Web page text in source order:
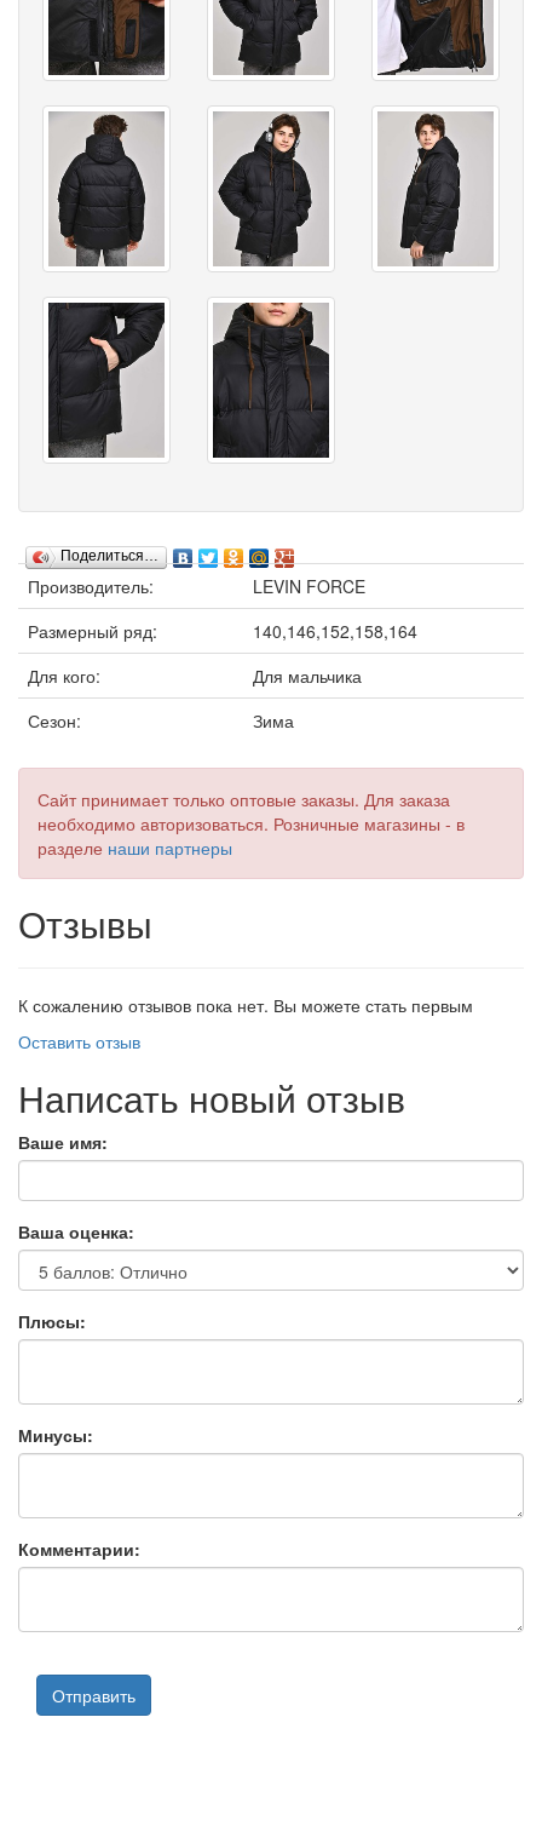
Поделиться…
Производитель:
LEVIN FORCE
Размерный ряд:
140,146,152,158,164
Для кого:
Для мальчика
Сезон:
Зима
Сайт принимает только оптовые заказы. Для заказа
необходимо авторизоваться. Розничные магазины - в
разделе наши партнеры
Отзывы
К сожалению отзывов пока нет. Вы можете стать первым
Оставить отзыв
Написать новый отзыв
Ваше имя:
Ваша оценка:
Плюсы:
Минусы:
Комментарии: